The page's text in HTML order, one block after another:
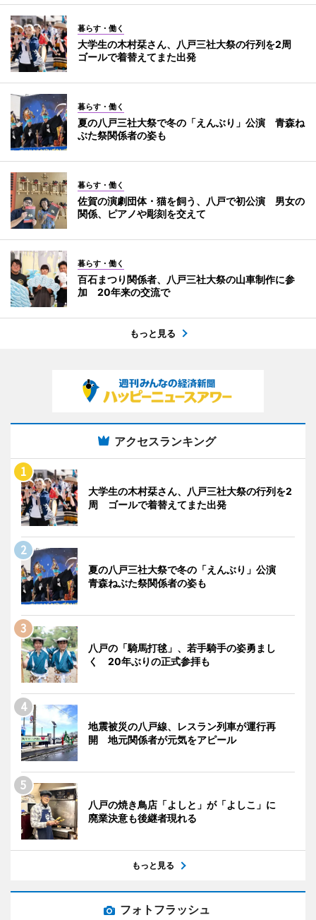
暮らす・働く
大学生の木村栞さん、八戸三社大祭の行列を2周
ゴールで着替えてまた出発
暮らす・働く
夏の八戸三社大祭で冬の「えんぶり」公演 青森ね
ぶた祭関係者の姿も
暮らす・働く
佐賀の演劇団体・猫を飼う、八戸で初公演 男女の
関係、ピアノや彫刻を交えて
暮らす・働く
百石まつり関係者、八戸三社大祭の山車制作に参
加 20年来の交流で
もっと見る
アクセスランキング
大学生の木村栞さん、八戸三社大祭の行列を2
周 ゴールで着替えてまた出発
夏の八戸三社大祭で冬の「えんぶり」公演
青森ねぶた祭関係者の姿も
八戸の「騎馬打毬」、若手騎手の姿勇まし
く 20年ぶりの正式参拝も
地震被災の八戸線、レスラン列車が運行再
開 地元関係者が元気をアピール
八戸の焼き鳥店「よしと」が「よしこ」に
廃業決意も後継者現れる
もっと見る
フォトフラッシュ